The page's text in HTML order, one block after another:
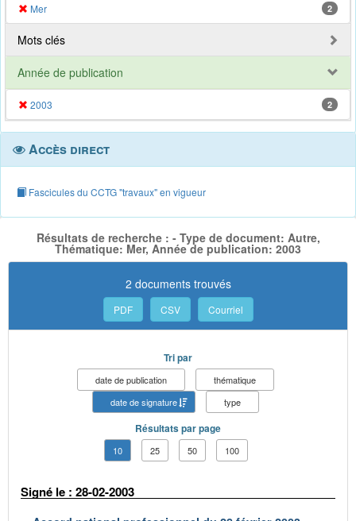
Mer 2
Mots clés
Année de publication
2003 2
Accès direct
Fascicules du CCTG "travaux" en vigueur
Résultats de recherche : - Type de document: Autre,
Thématique: Mer, Année de publication: 2003
2 documents trouvés
PDF CSV Courriel
Tri par
date de publication
thématique
date de signature
type
Résultats par page
10 25 50 100
Signé le : 28-02-2003